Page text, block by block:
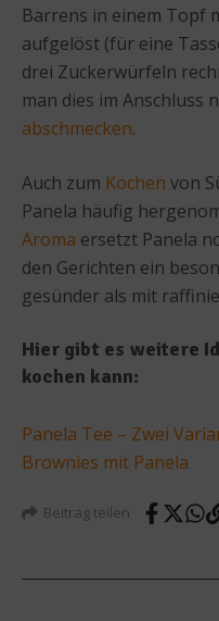
Barrens in einem Topf
aufgelöst (für eine
drei Zuckerwürfeln
man dies im Anschluss
abschmecken.
Auch zum Kochen von
Panela häufig
Aroma ersetzt Panela
den Gerichten ein
gesünder als mit
Hier gibt es weitere
kochen kann:
Panela Tee – Zwei
Brownies mit Panela
Beitrag teilen